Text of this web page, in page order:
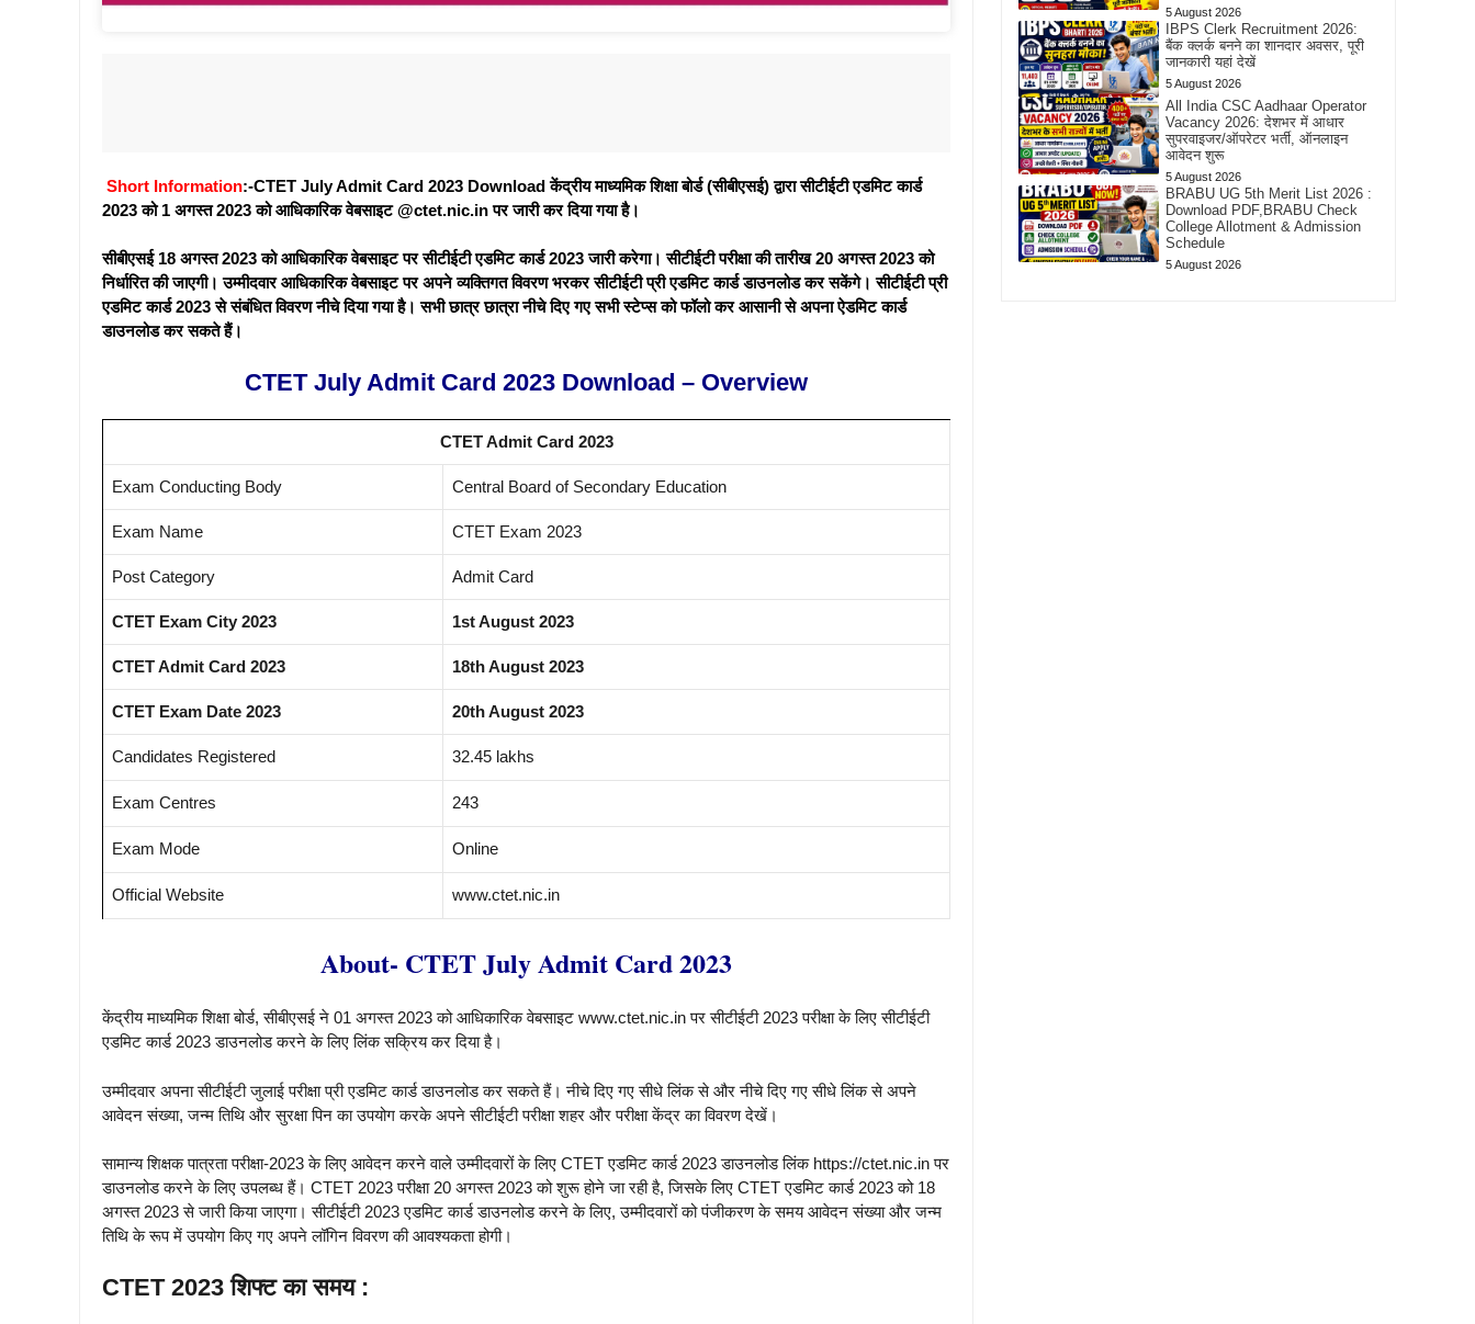
Short Information:-CTET July Admit Card 2023 Download केंद्रीय माध्यमिक शिक्षा बोर्ड (सीबीएसई) द्वारा सीटीईटी एडमिट कार्ड
2023 को 1 अगस्त 2023 को आधिकारिक वेबसाइट @ctet.nic.in पर जारी कर दिया गया है।
सीबीएसई 18 अगस्त 2023 को आधिकारिक वेबसाइट पर सीटीईटी एडमिट कार्ड 2023 जारी करेगा। सीटीईटी परीक्षा की तारीख 20 अगस्त 2023 को
निर्धारित की जाएगी। उम्मीदवार आधिकारिक वेबसाइट पर अपने व्यक्तिगत विवरण भरकर सीटीईटी प्री एडमिट कार्ड डाउनलोड कर सकेंगे। सीटीईटी प्री
एडमिट कार्ड 2023 से संबंधित विवरण नीचे दिया गया है। सभी छात्र छात्रा नीचे दिए गए सभी स्टेप्स को फॉलो कर आसानी से अपना ऐडमिट कार्ड
डाउनलोड कर सकते हैं।
CTET July Admit Card 2023 Download – Overview
CTET Admit Card 2023
Exam Conducting Body Central Board of Secondary Education
Exam Name CTET Exam 2023
Post Category Admit Card
CTET Exam City 2023 1st August 2023
CTET Admit Card 2023 18th August 2023
CTET Exam Date 2023 20th August 2023
Candidates Registered 32.45 lakhs
Exam Centres 243
Exam Mode Online
Official Website www.ctet.nic.in
About- CTET July Admit Card 2023
केंद्रीय माध्यमिक शिक्षा बोर्ड, सीबीएसई ने 01 अगस्त 2023 को आधिकारिक वेबसाइट www.ctet.nic.in पर सीटीईटी 2023 परीक्षा के लिए सीटीईटी
एडमिट कार्ड 2023 डाउनलोड करने के लिए लिंक सक्रिय कर दिया है।
उम्मीदवार अपना सीटीईटी जुलाई परीक्षा प्री एडमिट कार्ड डाउनलोड कर सकते हैं। नीचे दिए गए सीधे लिंक से और नीचे दिए गए सीधे लिंक से अपने
आवेदन संख्या, जन्म तिथि और सुरक्षा पिन का उपयोग करके अपने सीटीईटी परीक्षा शहर और परीक्षा केंद्र का विवरण देखें।
सामान्य शिक्षक पात्रता परीक्षा-2023 के लिए आवेदन करने वाले उम्मीदवारों के लिए CTET एडमिट कार्ड 2023 डाउनलोड लिंक https://ctet.nic.in पर
डाउनलोड करने के लिए उपलब्ध हैं। CTET 2023 परीक्षा 20 अगस्त 2023 को शुरू होने जा रही है, जिसके लिए CTET एडमिट कार्ड 2023 को 18
अगस्त 2023 से जारी किया जाएगा। सीटीईटी 2023 एडमिट कार्ड डाउनलोड करने के लिए, उम्मीदवारों को पंजीकरण के समय आवेदन संख्या और जन्म
तिथि के रूप में उपयोग किए गए अपने लॉगिन विवरण की आवश्यकता होगी।
CTET 2023 शिफ्ट का समय :
5 August 2026
IBPS Clerk Recruitment 2026:
बैंक क्लर्क बनने का शानदार अवसर, पूरी
जानकारी यहां देखें
5 August 2026
All India CSC Aadhaar Operator
Vacancy 2026: देशभर में आधार
सुपरवाइजर/ऑपरेटर भर्ती, ऑनलाइन
आवेदन शुरू
5 August 2026
BRABU UG 5th Merit List 2026 :
Download PDF,BRABU Check
College Allotment & Admission
Schedule
5 August 2026